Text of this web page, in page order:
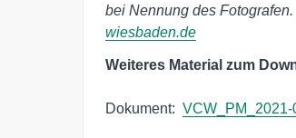
bei Nennung des
wiesbaden.de
Weiteres Material zum
Dokument: